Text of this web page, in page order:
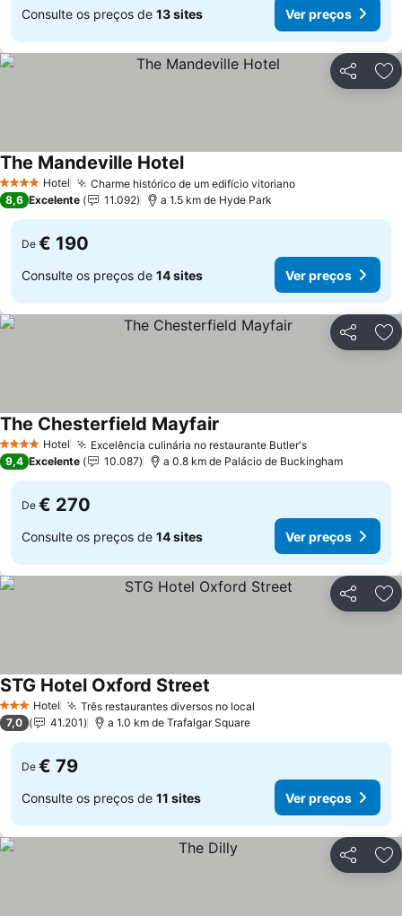
Consulte os preços de 13 sites Ver preços
Partilhar
4 EstrelasHotel Charme histórico de um edifício vitoriano
The Mandeville Hotel
8,6 Excelente 11.092 a 1.5 km de Hyde Park
De € 190
Consulte os preços de 14 sites Ver preços
Partilhar
4 EstrelasHotel Excelência culinária no restaurante Butler's
The Chesterfield Mayfair
9,4 Excelente 10.087 a 0.8 km de Palácio de Buckingham
De € 270
Consulte os preços de 14 sites Ver preços
Partilhar
3 EstrelasHotel Três restaurantes diversos no local
STG Hotel Oxford Street
7,0 41.201 a 1.0 km de Trafalgar Square
De € 79
Consulte os preços de 11 sites Ver preços
Partilhar